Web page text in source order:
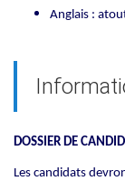
Anglais :
DOSSIER DE
Les candidats